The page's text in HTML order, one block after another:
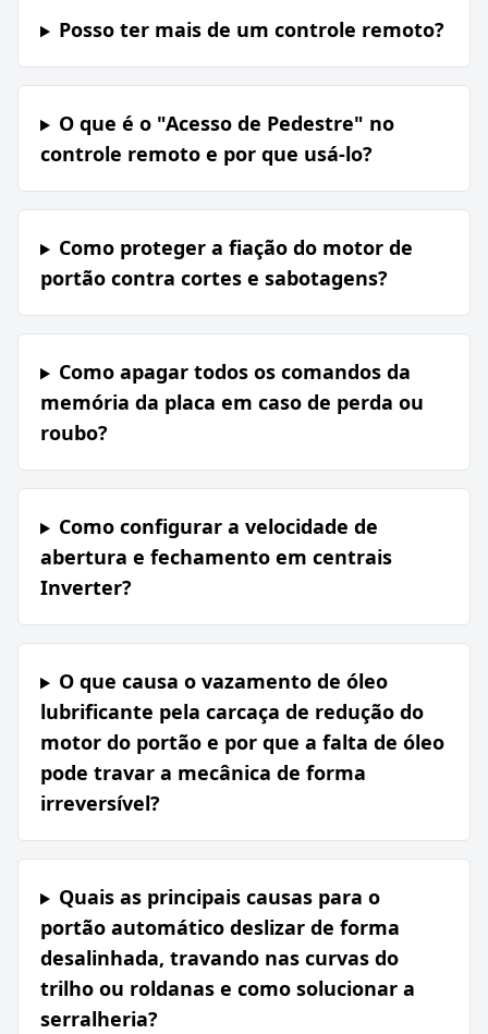
Posso ter mais de um controle remoto?
O que é o "Acesso de Pedestre" no
controle remoto e por que usá-lo?
Como proteger a fiação do motor de
portão contra cortes e sabotagens?
Como apagar todos os comandos da
memória da placa em caso de perda ou
roubo?
Como configurar a velocidade de
abertura e fechamento em centrais
Inverter?
O que causa o vazamento de óleo
lubrificante pela carcaça de redução do
motor do portão e por que a falta de óleo
pode travar a mecânica de forma
irreversível?
Quais as principais causas para o
portão automático deslizar de forma
desalinhada, travando nas curvas do
trilho ou roldanas e como solucionar a
serralheria?